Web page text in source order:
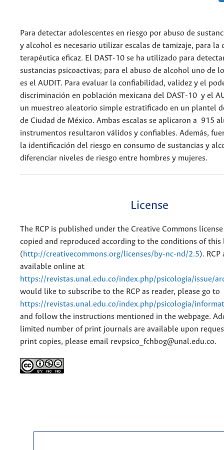
Para detectar adolescentes en riesgo por abuso de
y alcohol es necesario utilizar escalas de tamizaje, para la
terapéutica eficaz. El DAST-10 se ha utilizado para
sustancias psicoactivas; para el abuso de alcohol uno de
es el AUDIT. Para evaluar la confiabilidad, validez y el
discriminación en población mexicana del DAST-10 y el
un muestreo aleatorio simple estratificado en un plantel
de Ciudad de México. Ambas escalas se aplicaron a 915
instrumentos resultaron válidos y confiables. Además,
la identificación del riesgo en consumo de sustancias y
diferenciar niveles de riesgo entre hombres y mujeres.
License
The RCP is published under the Creative Commons
copied and reproduced according to the conditions of this
(http://creativecommons.org/licenses/by-nc-nd/2.5).
available online at
https://revistas.unal.edu.co/index.php/psicologia/issue/
would like to subscribe to the RCP as reader, please go to
https://revistas.unal.edu.co/index.php/psicologia/
and follow the instructions mentioned in the webpage.
limited number of print journals are available upon
print copies, please email revpsico_fchbog@unal.edu.co.